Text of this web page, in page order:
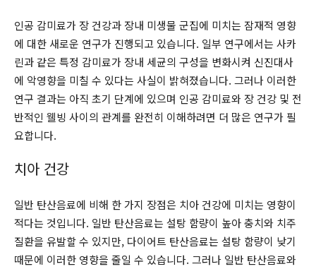
인공 감미료가 장 건강과 장내 미생물 군집에 미치는 잠재적 영향
에 대한 새로운 연구가 진행되고 있습니다. 일부 연구에서는 사카
린과 같은 특정 감미료가 장내 세균의 구성을 변화시켜 신진대사
에 악영향을 미칠 수 있다는 사실이 밝혀졌습니다. 그러나 이러한
연구 결과는 아직 초기 단계에 있으며 인공 감미료와 장 건강 및 전
반적인 웰빙 사이의 관계를 완전히 이해하려면 더 많은 연구가 필
요합니다.
치아 건강
일반 탄산음료에 비해 한 가지 장점은 치아 건강에 미치는 영향이
적다는 것입니다. 일반 탄산음료는 설탕 함량이 높아 충치와 치주
질환을 유발할 수 있지만, 다이어트 탄산음료는 설탕 함량이 낮기
때문에 이러한 영향을 줄일 수 있습니다. 그러나 일반 탄산음료와